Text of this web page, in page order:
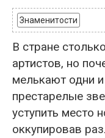
Знаменитости
В стране
артистов, но
мелькают одни
престарелые
уступить место
оккупировав